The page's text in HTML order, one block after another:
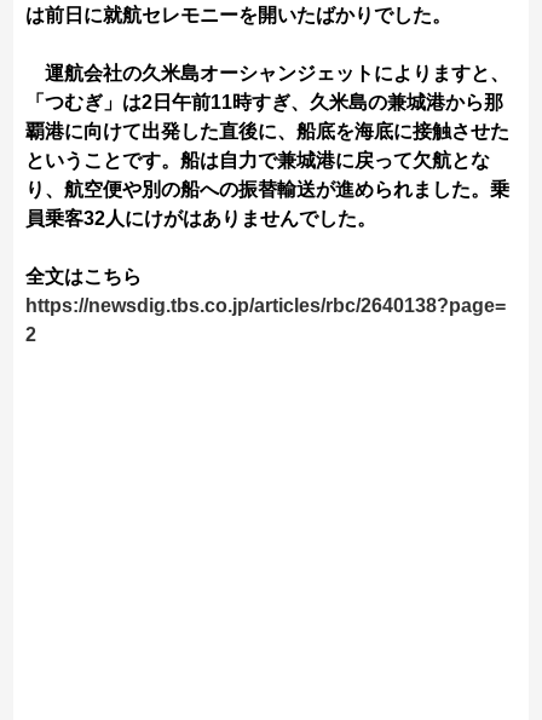
は前日に就航セレモニーを開いたばかりでした。
運航会社の久米島オーシャンジェットによりますと、
「つむぎ」は2日午前11時すぎ、久米島の兼城港から那
覇港に向けて出発した直後に、船底を海底に接触させた
ということです。船は自力で兼城港に戻って欠航とな
り、航空便や別の船への振替輸送が進められました。乗
員乗客32人にけがはありませんでした。
全文はこちら
https://newsdig.tbs.co.jp/articles/rbc/2640138?page=
2